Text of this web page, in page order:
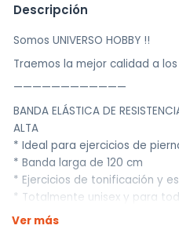
Descripción
Somos UNIVERSO HOBBY !!
Traemos la mejor calidad a
————————————
BANDA ELÁSTICA DE
ALTA
* Ideal para ejercicios de
* Banda larga de 120 cm
* Ejercicios de tonificación y
* Totalmente unisex y para
* Excelente calidad
Ver más